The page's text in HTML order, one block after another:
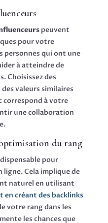
peuvent
pour votre
personnes qui ont une
à atteindre de
Choisissez des
valeurs similaires
correspond à votre
une collaboration
du rang
pour
Cela implique de
naturel en utilisant
créant des backlinks
votre rang dans les
les chances que